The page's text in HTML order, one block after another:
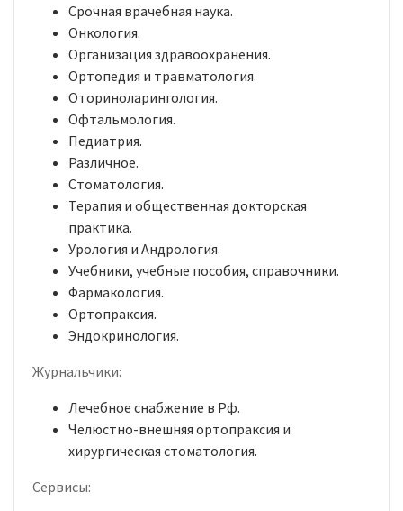
Срочная врачебная наука.
Онкология.
Организация здравоохранения.
Ортопедия и травматология.
Оториноларингология.
Офтальмология.
Педиатрия.
Различное.
Стоматология.
Терапия и общественная докторская
практика.
Урология и Андрология.
Учебники, учебные пособия, справочники.
Фармакология.
Ортопраксия.
Эндокринология.
Журнальчики:
Лечебное снабжение в Рф.
Челюстно-внешняя ортопраксия и
хирургическая стоматология.
Сервисы: